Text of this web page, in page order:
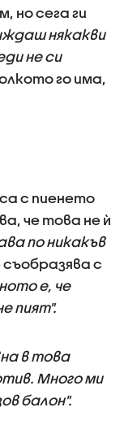
но сега ги
някакви
не си
го има,
с пиенето
че това не ѝ
по никакъв
с
е, че
пият".
в това
Много ми
балон".